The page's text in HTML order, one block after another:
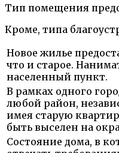
Тип помещения
Кроме, типа
Новое жилье
что и старое.
населенный пункт.
В рамках одного
любой район,
имея старую
быть выселен на
Состояние дома, в